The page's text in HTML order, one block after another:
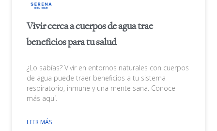
Vivir cerca a cuerpos de agua trae
beneficios para tu salud
¿Lo sabías? Vivir en entornos naturales con cuerpos
de agua puede traer beneficios a tu sistema
respiratorio, inmune y una mente sana. Conoce
más aquí.
LEER MÁS